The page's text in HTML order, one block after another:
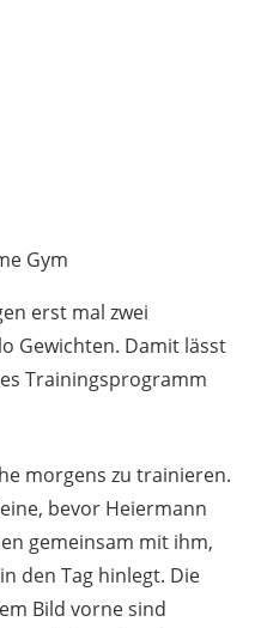
Gym
erst mal zwei
Gewichten. Damit lässt
Trainingsprogramm
morgens zu trainieren.
bevor Heiermann
gemeinsam mit ihm,
den Tag hinlegt. Die
Bild vorne sind